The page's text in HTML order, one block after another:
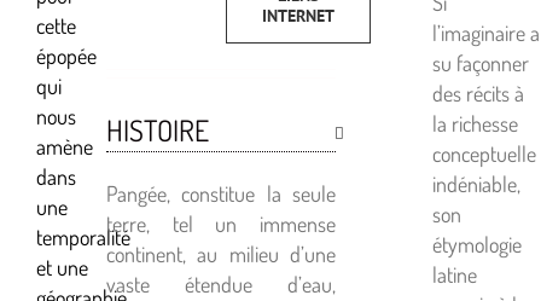
cette
épopée
qui
nous
amène
dans
une
temporalité
et une
INTERNET
HISTOIRE
Pangée, constitue la seule
terre, tel un immense
continent, au milieu d’une
vaste étendue d’eau,
l’imaginaire a
su façonner
des récits à
la richesse
conceptuelle
indéniable,
son
étymologie
latine